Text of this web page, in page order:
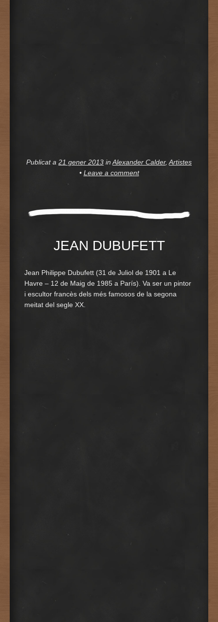
Publicat a 21 gener 2013 in Alexander Calder, Artistes
• Leave a comment
JEAN DUBUFETT
Jean Philippe Dubufett (31 de Juliol de 1901 a Le
Havre – 12 de Maig de 1985 a París). Va ser un pintor
i escultor francès dels més famosos de la segona
meitat del segle XX.